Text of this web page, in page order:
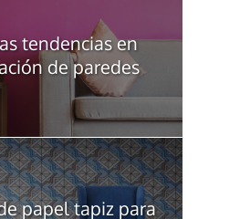
tendencias en
de paredes
papel tapiz para